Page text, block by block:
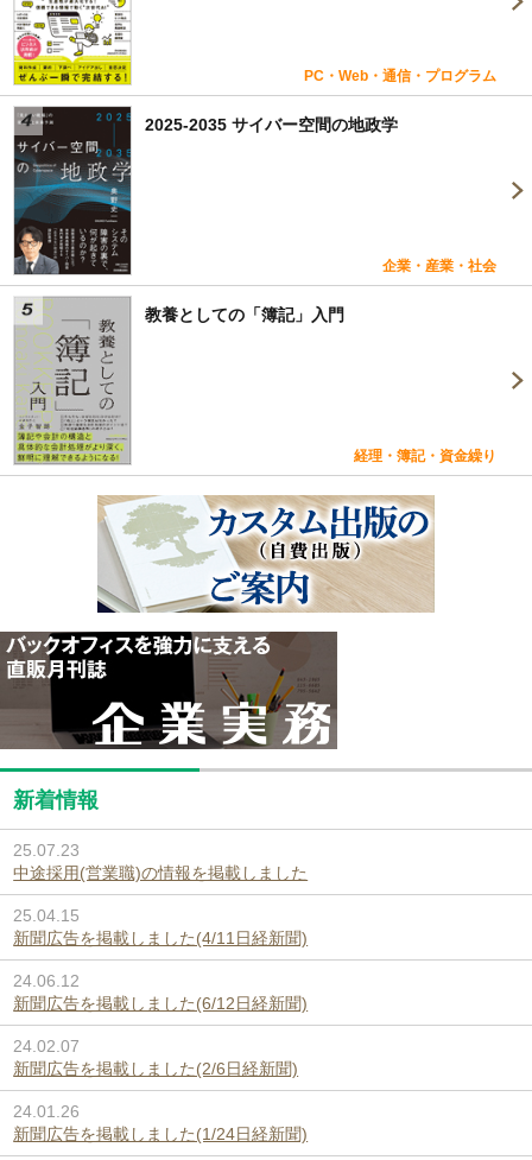
PC・Web・通信・プログラム
2025-2035 サイバー空間の地政学
企業・産業・社会
教養としての「簿記」入門
経理・簿記・資金繰り
新着情報
25.07.23
中途採用(営業職)の情報を掲載しました
25.04.15
新聞広告を掲載しました(4/11日経新聞)
24.06.12
新聞広告を掲載しました(6/12日経新聞)
24.02.07
新聞広告を掲載しました(2/6日経新聞)
24.01.26
新聞広告を掲載しました(1/24日経新聞)